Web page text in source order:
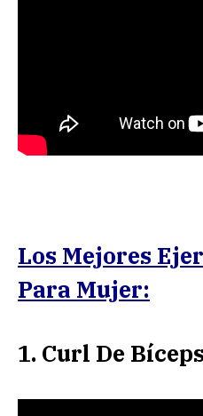
Los Mejores
Para Mujer:
1. Curl De